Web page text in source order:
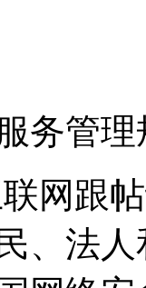
务管理
网跟
、法